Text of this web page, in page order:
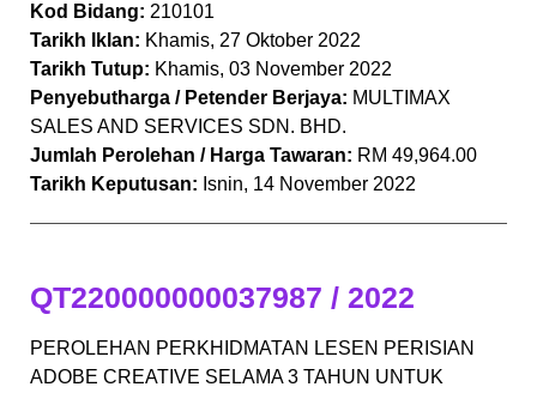
Kod Bidang: 210101
Tarikh Iklan: Khamis, 27 Oktober 2022
Tarikh Tutup: Khamis, 03 November 2022
Penyebutharga / Petender Berjaya: MULTIMAX
SALES AND SERVICES SDN. BHD.
Jumlah Perolehan / Harga Tawaran: RM 49,964.00
Tarikh Keputusan: Isnin, 14 November 2022
QT220000000037987 / 2022
PEROLEHAN PERKHIDMATAN LESEN PERISIAN
ADOBE CREATIVE SELAMA 3 TAHUN UNTUK